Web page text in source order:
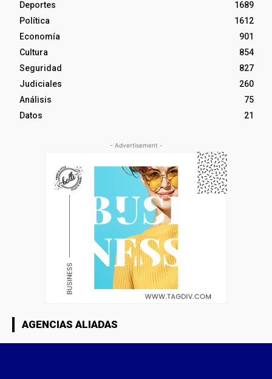
Deportes
1689
Política
1612
Economía
901
Cultura
854
Seguridad
827
Judiciales
260
Análisis
75
Datos
21
- Advertisement -
AGENCIAS ALIADAS